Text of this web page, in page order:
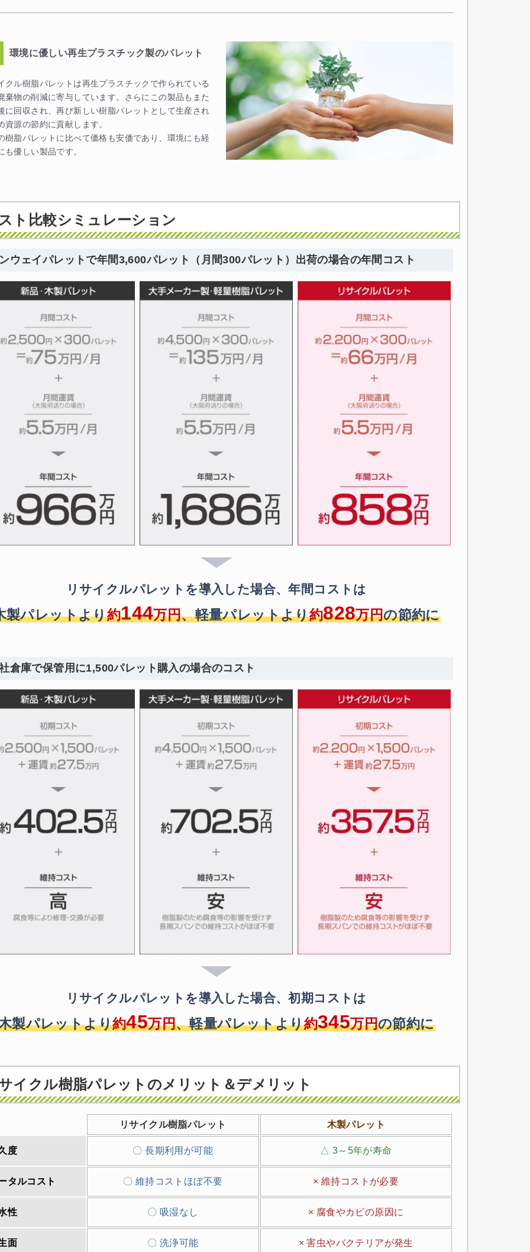
環境に優しい再生プラスチック製のパレット
クル樹脂パレットは再生プラスチックで作られている
棄物の削減に寄与しています。さらにこの製品もまた
に回収され、再び新しい樹脂パレットとして生産され
資源の節約に貢献します。
樹脂パレットに比べて価格も安価であり、環境にも経
も優しい製品です。
ト比較シミュレーション
ウェイパレットで年間3,600パレット（月間300パレット）出荷の場合の年間コスト
リサイクルパレットを導入した場合、年間コストは
製パレットより約144万円、軽量パレットより約828万円の節約に
倉庫で保管用に1,500パレット購入の場合のコスト
リサイクルパレットを導入した場合、初期コストは
製パレットより約45万円、軽量パレットより約345万円の節約に
イクル樹脂パレットのメリット＆デメリット
リサイクル樹脂パレット 木製パレット
度 〇 長期利用が可能 △ 3～5年が寿命
タルコスト 〇 維持コストほぼ不要 × 維持コストが必要
性 〇 吸湿なし × 腐食やカビの原因に
面 〇 洗浄可能 × 害虫やバクテリアが発生
カートに追加しました。
でも大量導入でも無料お見積・ご注文を受け付けております(安心保証付き)
カートへ進む
無料お見積する
を続ける